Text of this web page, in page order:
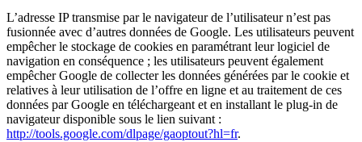
L’adresse IP transmise par le navigateur de l’utilisateur n’est pas
fusionnée avec d’autres données de Google. Les utilisateurs peuvent
empêcher le stockage de cookies en paramétrant leur logiciel de
navigation en conséquence ; les utilisateurs peuvent également
empêcher Google de collecter les données générées par le cookie et
relatives à leur utilisation de l’offre en ligne et au traitement de ces
données par Google en téléchargeant et en installant le plug-in de
navigateur disponible sous le lien suivant :
http://tools.google.com/dlpage/gaoptout?hl=fr.